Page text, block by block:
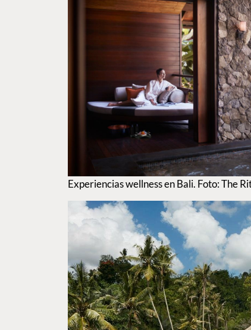
Experiencias wellness en Bali. Foto: The